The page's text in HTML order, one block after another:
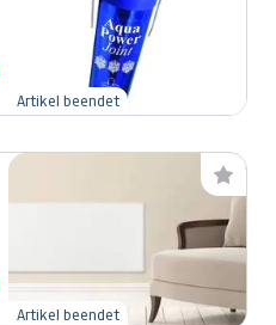
Artikel beendet
Artikel beendet